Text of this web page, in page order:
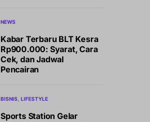
NEWS
Kabar Terbaru BLT Kesra
Rp900.000: Syarat, Cara
Cek, dan Jadwal
Pencairan
BISNIS LIFESTYLE
Sports Station Gelar